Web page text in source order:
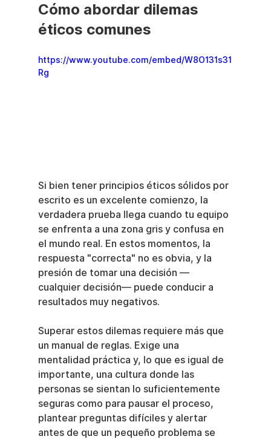
Cómo abordar dilemas
éticos comunes
https://www.youtube.com/embed/W8O131s31
Rg
Si bien tener principios éticos sólidos por
escrito es un excelente comienzo, la
verdadera prueba llega cuando tu equipo
se enfrenta a una zona gris y confusa en
el mundo real. En estos momentos, la
respuesta "correcta" no es obvia, y la
presión de tomar una decisión —
cualquier decisión— puede conducir a
resultados muy negativos.
Superar estos dilemas requiere más que
un manual de reglas. Exige una
mentalidad práctica y, lo que es igual de
importante, una cultura donde las
personas se sientan lo suficientemente
seguras como para pausar el proceso,
plantear preguntas difíciles y alertar
antes de que un pequeño problema se